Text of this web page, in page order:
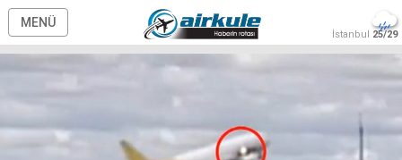
MENÜ
İstanbul 25/29